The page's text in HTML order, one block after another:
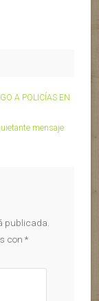
A POLICÍAS EN
mensaje
publicada.
con *